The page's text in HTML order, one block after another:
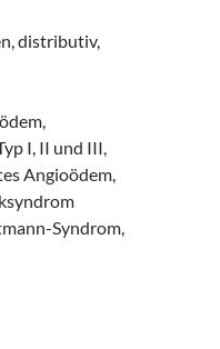
distributiv,
I, II und III,
Angioödem,
Syndrom,